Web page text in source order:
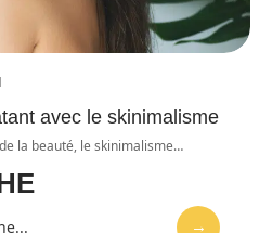
avec le skinimalisme
la beauté, le skinimalisme…